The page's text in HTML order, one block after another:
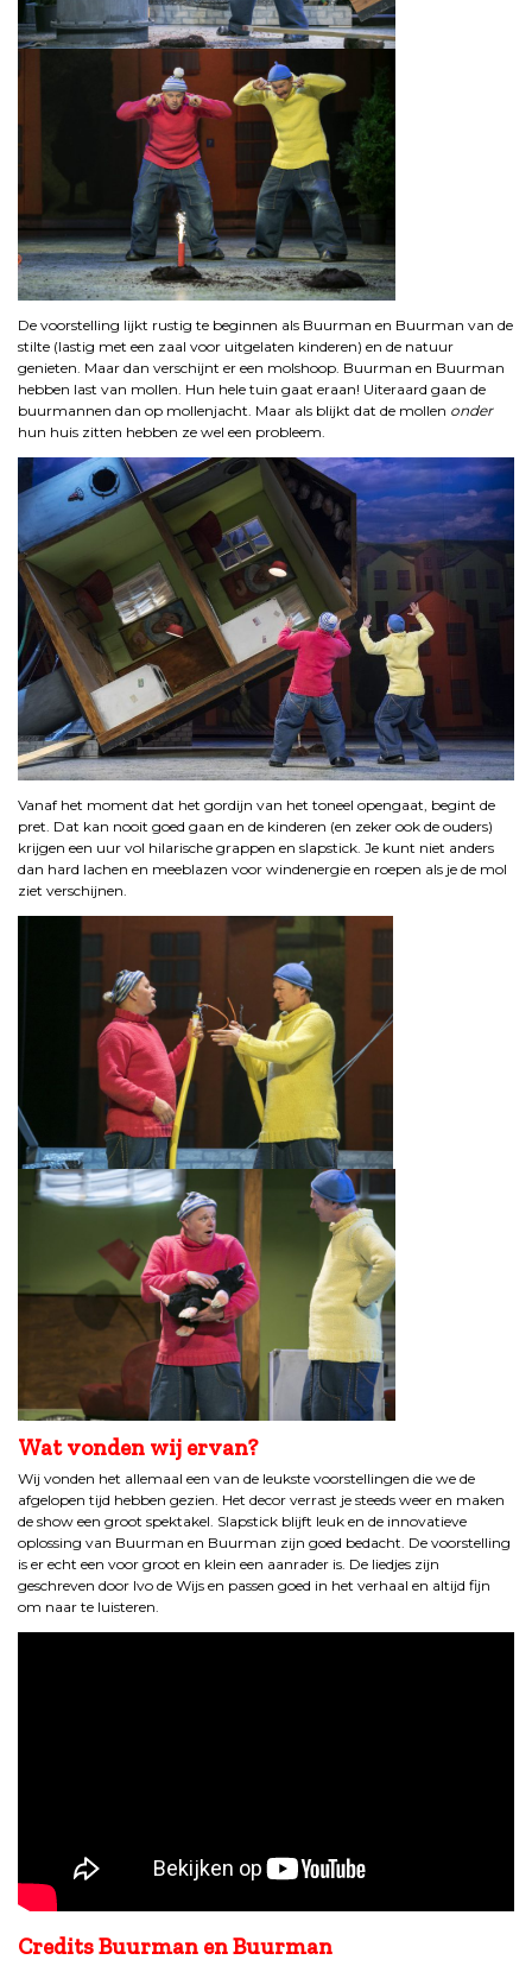
De voorstelling lijkt rustig te beginnen als Buurman en Buurman van de
stilte (lastig met een zaal voor uitgelaten kinderen) en de natuur
genieten. Maar dan verschijnt er een molshoop. Buurman en Buurman
hebben last van mollen. Hun hele tuin gaat eraan! Uiteraard gaan de
buurmannen dan op mollenjacht. Maar als blijkt dat de mollen onder
hun huis zitten hebben ze wel een probleem.
Vanaf het moment dat het gordijn van het toneel opengaat, begint de
pret. Dat kan nooit goed gaan en de kinderen (en zeker ook de ouders)
krijgen een uur vol hilarische grappen en slapstick. Je kunt niet anders
dan hard lachen en meeblazen voor windenergie en roepen als je de mol
ziet verschijnen.
Wat vonden wij ervan?
Wij vonden het allemaal een van de leukste voorstellingen die we de
afgelopen tijd hebben gezien. Het decor verrast je steeds weer en maken
de show een groot spektakel. Slapstick blijft leuk en de innovatieve
oplossing van Buurman en Buurman zijn goed bedacht. De voorstelling
is er echt een voor groot en klein een aanrader is. De liedjes zijn
geschreven door Ivo de Wijs en passen goed in het verhaal en altijd fijn
om naar te luisteren.
Credits Buurman en Buurman